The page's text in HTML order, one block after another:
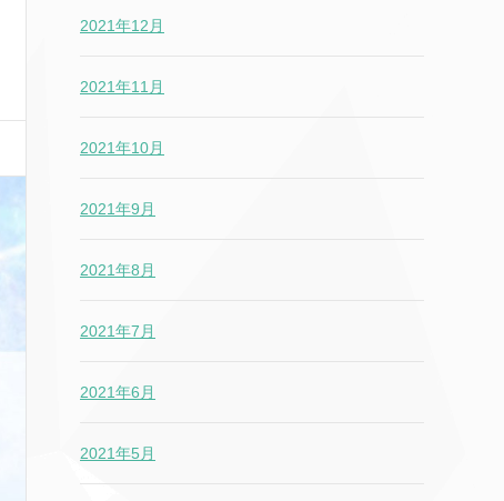
2021年12月
2021年11月
2021年10月
2021年9月
2021年8月
2021年7月
2021年6月
2021年5月